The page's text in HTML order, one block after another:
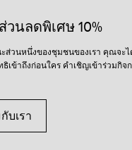
วนลดพิเศษ 10%
ส่วนหนึ่งของชุมชนของเรา คุณจะ
เข้าถึงก่อนใคร คำเชิญเข้าร่วมกิจ
บเรา